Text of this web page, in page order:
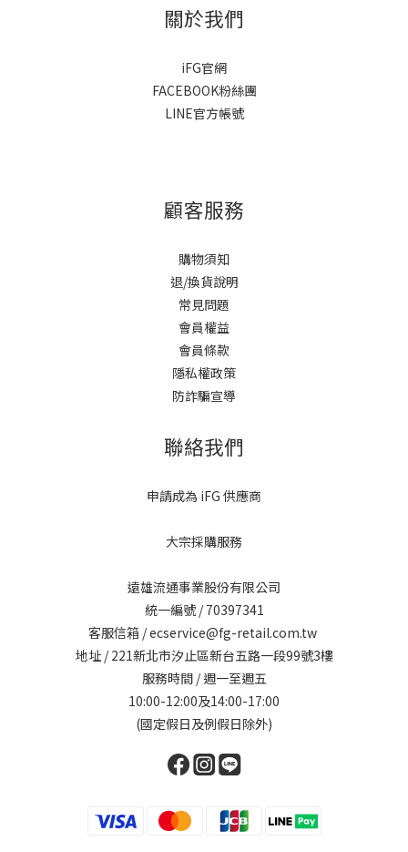
關於我們
iFG官網
FACEBOOK粉絲團
LINE官方帳號
顧客服務
購物須知
退/換貨說明
常見問題
會員權益
會員條款
隱私權政策
防詐騙宣導
聯絡我們
申請成為 iFG 供應商
大宗採購服務
遠雄流通事業股份有限公司
統一編號 / 70397341
客服信箱 / ecservice@fg-retail.com.tw
地址 / 221新北市汐止區新台五路一段99號3樓
服務時間 / 週一至週五
10:00-12:00及14:00-17:00
(國定假日及例假日除外)